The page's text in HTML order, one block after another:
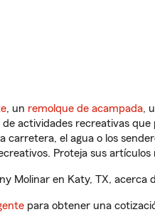
, un remolque de acampada,
actividades recreativas
carretera, el agua o los
Proteja sus
Molinar en Katy, TX, acerca
para obtener una